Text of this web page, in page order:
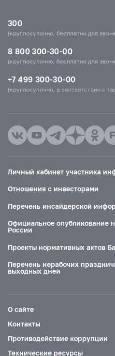
300
(круглосуточно, бесплатно для
8 800 300-30-00
(круглосуточно, бесплатно для
+7 499 300-30-00
(круглосуточно, в соответствии с
Личный кабинет участника
Отношения с инвесторами
Перечень инсайдерской
Официальное опубликование
России
Проекты нормативных актов
Перечень нерабочих
выходных дней
О сайте
Контакты
Противодействие коррупции
Технические ресурсы